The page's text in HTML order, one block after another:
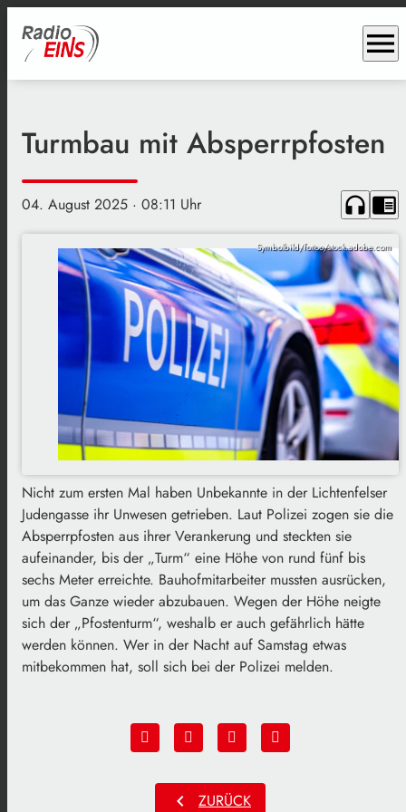
menu
Turmbau mit Absperrpfosten
04. August 2025 · 08:11 Uhr headphones chrome_reader_mode
Symbolbild/fottoo/stock.adobe.com
Nicht zum ersten Mal haben Unbekannte in der Lichtenfelser
Judengasse ihr Unwesen getrieben. Laut Polizei zogen sie die
Absperrpfosten aus ihrer Verankerung und steckten sie
aufeinander, bis der „Turm“ eine Höhe von rund fünf bis
sechs Meter erreichte. Bauhofmitarbeiter mussten ausrücken,
um das Ganze wieder abzubauen. Wegen der Höhe neigte
sich der „Pfostenturm“, weshalb er auch gefährlich hätte
werden können. Wer in der Nacht auf Samstag etwas
mitbekommen hat, soll sich bei der Polizei melden.
chevron_left ZURÜCK